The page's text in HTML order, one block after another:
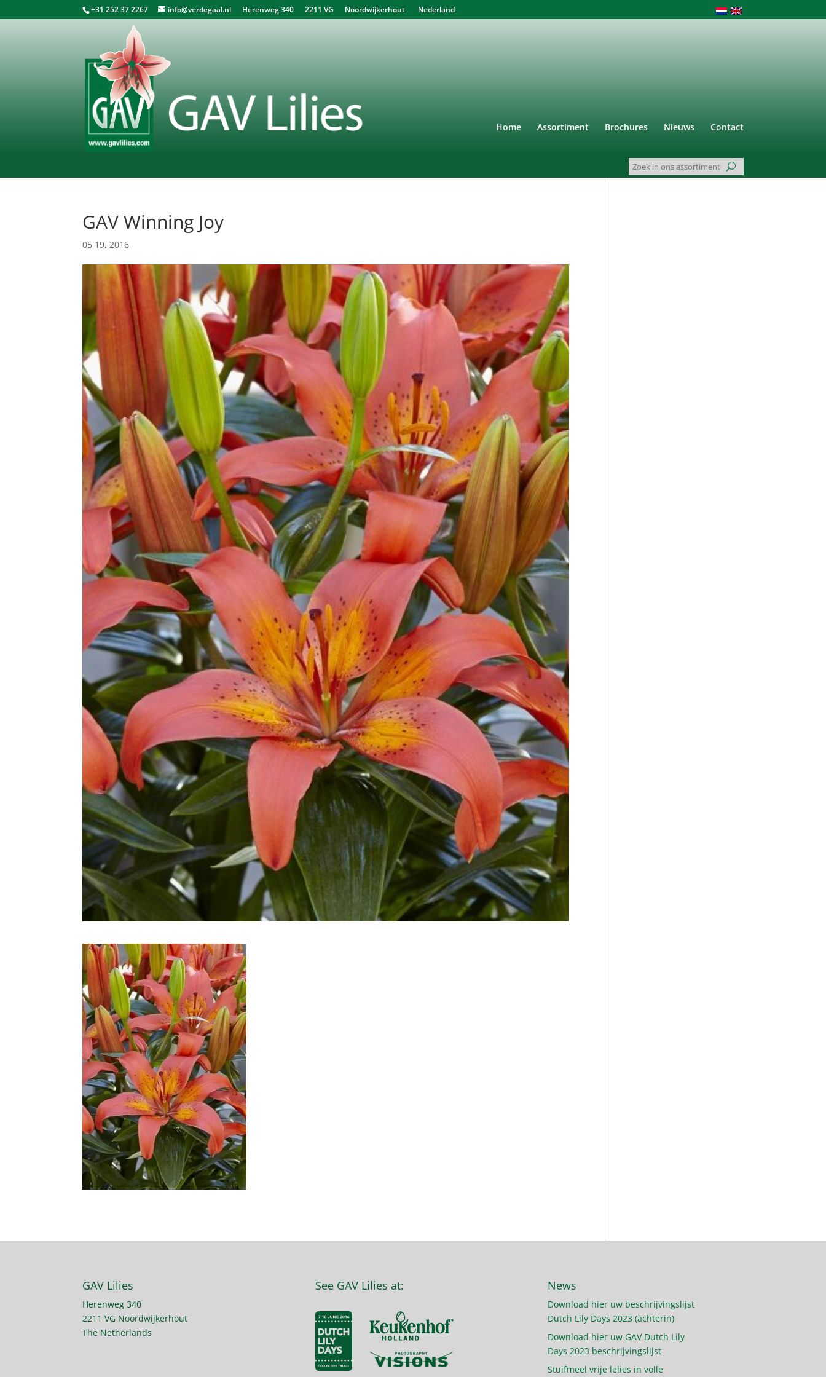
+31 252 37 2267 info@verdegaal.nl Herenweg 340 2211 VG Noordwijkerhout Nederland
Home Assortiment Brochures Nieuws Contact
GAV Winning Joy
05 19, 2016
GAV Lilies
Herenweg 340
2211 VG Noordwijkerhout
The Netherlands
See GAV Lilies at: News
Download hier uw beschrijvingslijst
Dutch Lily Days 2023 (achterin)
Download hier uw GAV Dutch Lily
Days 2023 beschrijvingslijst
Stuifmeel vrije lelies in volle